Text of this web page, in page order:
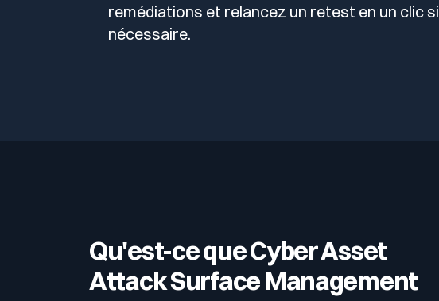
remédiations et relancez un retest en un clic si
nécessaire.
Qu'est-ce que Cyber Asset
Attack Surface Management